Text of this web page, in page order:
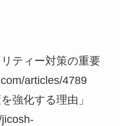
ティー対策の重要
articles/4789
強化する理由」